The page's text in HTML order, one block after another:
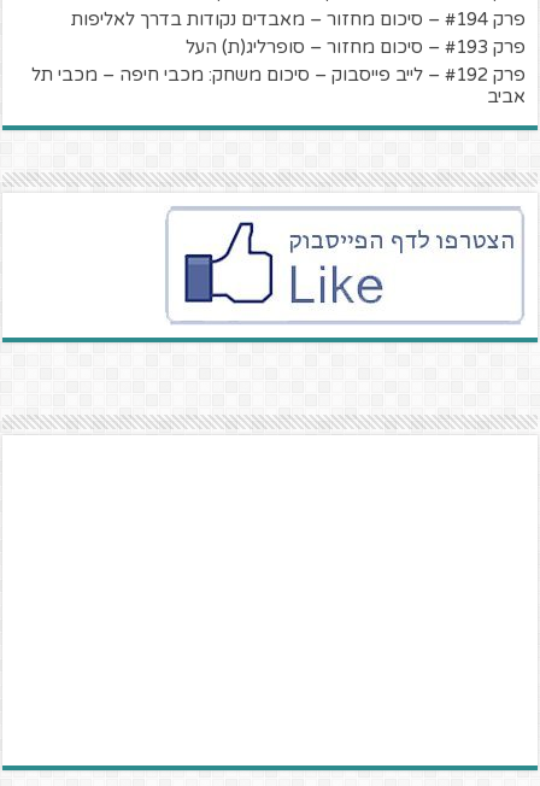
פרק #194 – סיכום מחזור – מאבדים נקודות בדרך לאליפות
פרק #193 – סיכום מחזור – סופרליג(ת) העל
פרק #192 – לייב פייסבוק – סיכום משחק: מכבי חיפה – מכבי תל
אביב